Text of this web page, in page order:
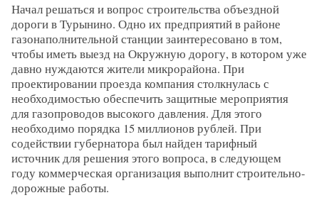
Начал решаться и вопрос строительства объездной
дороги в Турынино. Одно их предприятий в районе
газонаполнительной станции заинтересовано в том,
чтобы иметь выезд на Окружную дорогу, в котором уже
давно нуждаются жители микрорайона. При
проектировании проезда компания столкнулась с
необходимостью обеспечить защитные мероприятия
для газопроводов высокого давления. Для этого
необходимо порядка 15 миллионов рублей. При
содействии губернатора был найден тарифный
источник для решения этого вопроса, в следующем
году коммерческая организация выполнит строительно-
дорожные работы.